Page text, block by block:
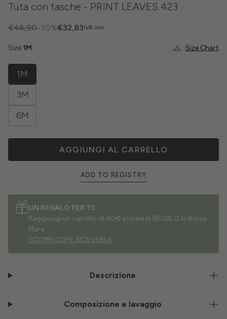
Tuta con tasche - PRINT LEAVES 423
IVA incl.
-30%
€46,90 €32,83
Size Chart
Size:1M
1M
3M
6M
AGGIUNGI AL CARRELLO
ADD TO REGISTRY
UN REGALO PER TE
Raggiungi un carrello di 80€ e ricevi in REGALO la Borsa
Mare.
SCOPRI COME RICEVERLA
Descrizione
Composizione e lavaggio